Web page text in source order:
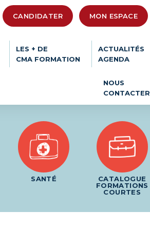
CANDIDATER MON ESPACE
LES + DE
CMA FORMATION
ACTUALITÉS
AGENDA
NOUS
CONTACTER
SANTÉ
CATALOGUE
FORMATIONS
COURTES